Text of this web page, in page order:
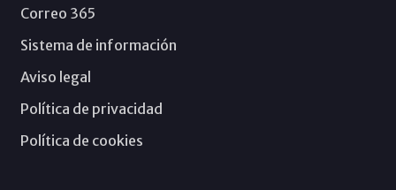
Correo 365
Sistema de información
Aviso legal
Política de privacidad
Política de cookies